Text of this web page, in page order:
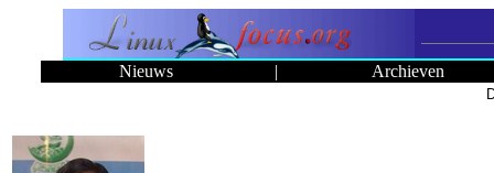
Nieuws | Archieven